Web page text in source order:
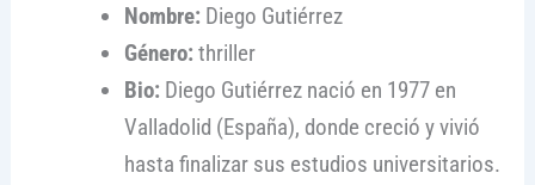
Nombre: Diego Gutiérrez
Género: thriller
Bio: Diego Gutiérrez nació en 1977 en
Valladolid (España), donde creció y vivió
hasta finalizar sus estudios universitarios.